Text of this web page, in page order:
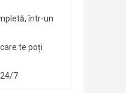
într-un
te poți
7